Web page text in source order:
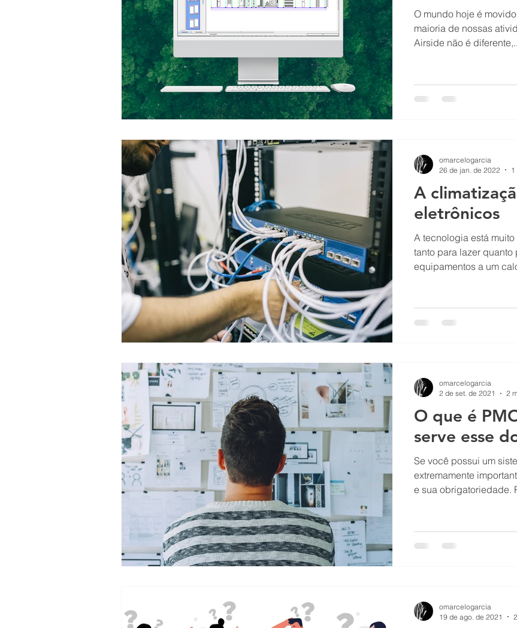
O mundo hoje é
maioria de nossas
Airside não é
A
eletrônicos
A tecnologia está
tanto para lazer
equipamentos a um
omarcelogarcia
26 de jan. de 2022
1
O que é
serve esse
Se você possui um
extremamente
e sua obrigatoriedade.
omarcelogarcia
2 de set. de 2021
2
omarcelogarcia
19 de ago. de 2021